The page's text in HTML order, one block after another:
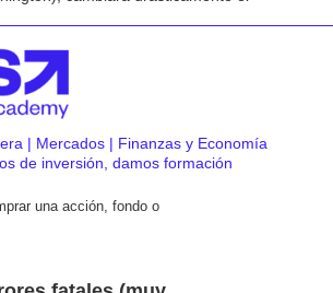
| Mercados | Finanzas y Economía
de inversión, damos formación
una acción, fondo o